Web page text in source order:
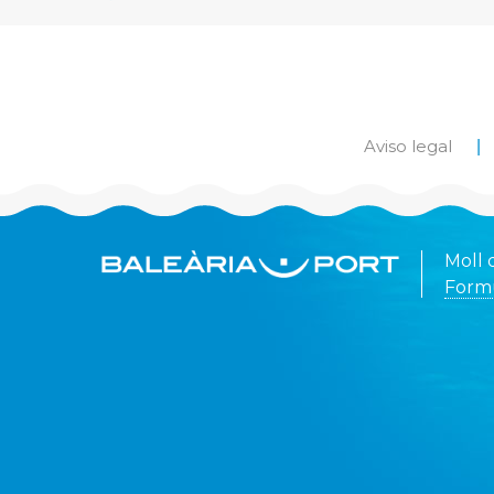
Aviso legal
Moll